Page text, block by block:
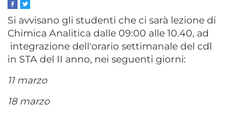
Si avvisano gli studenti che ci sarà lezione di
Chimica Analitica dalle 09:00 alle 10.40, ad
integrazione dell'orario settimanale del cdl
in STA del II anno, nei seguenti giorni:
11 marzo
18 marzo